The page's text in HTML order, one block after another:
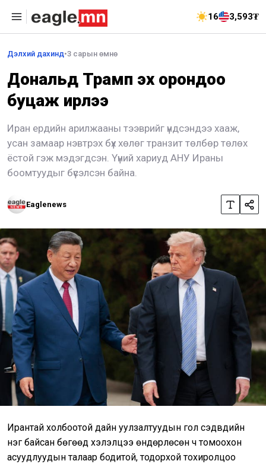
16 3,593₮
Дэлхий дахинд•3 сарын өмнө
Дональд Трамп эх орондоо
буцаж ирлээ
Иран ердийн арилжааны тээврийг үндсэндээ хааж,
усан замаар нэвтрэх бүх хөлөг транзит төлбөр төлөх
ёстой гэж мэдэгдсэн. Үүний хариуд АНУ Ираны
боомтуудыг бүсэлсэн байна.
Eaglenews
Ирантай холбоотой дайн уулзалтуудын гол сэдвүүдийн
нэг байсан бөгөөд хэлэлцээ өндөрлөсөн ч томоохон
асуудлуудын талаар бодитой, тодорхой тохиролцоо